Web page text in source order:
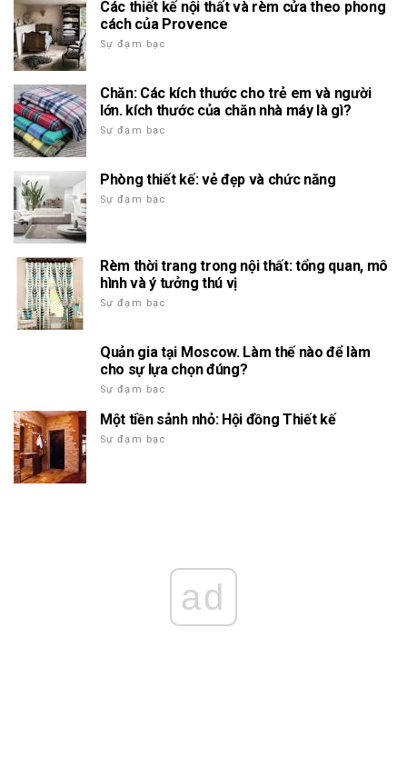
Các thiết kế nội thất và rèm cửa theo phong
cách của Provence
Sự đạm bạc
Chăn: Các kích thước cho trẻ em và người
lớn. kích thước của chăn nhà máy là gì?
Sự đạm bạc
Phòng thiết kế: vẻ đẹp và chức năng
Sự đạm bạc
Rèm thời trang trong nội thất: tổng quan, mô
hình và ý tưởng thú vị
Sự đạm bạc
Quản gia tại Moscow. Làm thế nào để làm
cho sự lựa chọn đúng?
Sự đạm bạc
Một tiền sảnh nhỏ: Hội đồng Thiết kế
Sự đạm bạc
ad